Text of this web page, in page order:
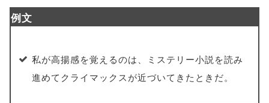
例文
私が高揚感を覚えるのは、ミステリー小説を読み
進めてクライマックスが近づいてきたときだ。